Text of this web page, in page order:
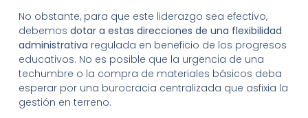
No obstante, para que este liderazgo sea efectivo,
debemos dotar a estas direcciones de una flexibilidad
administrativa regulada en beneficio de los progresos
educativos. No es posible que la urgencia de una
techumbre o la compra de materiales básicos deba
esperar por una burocracia centralizada que asfixia la
gestión en terreno.